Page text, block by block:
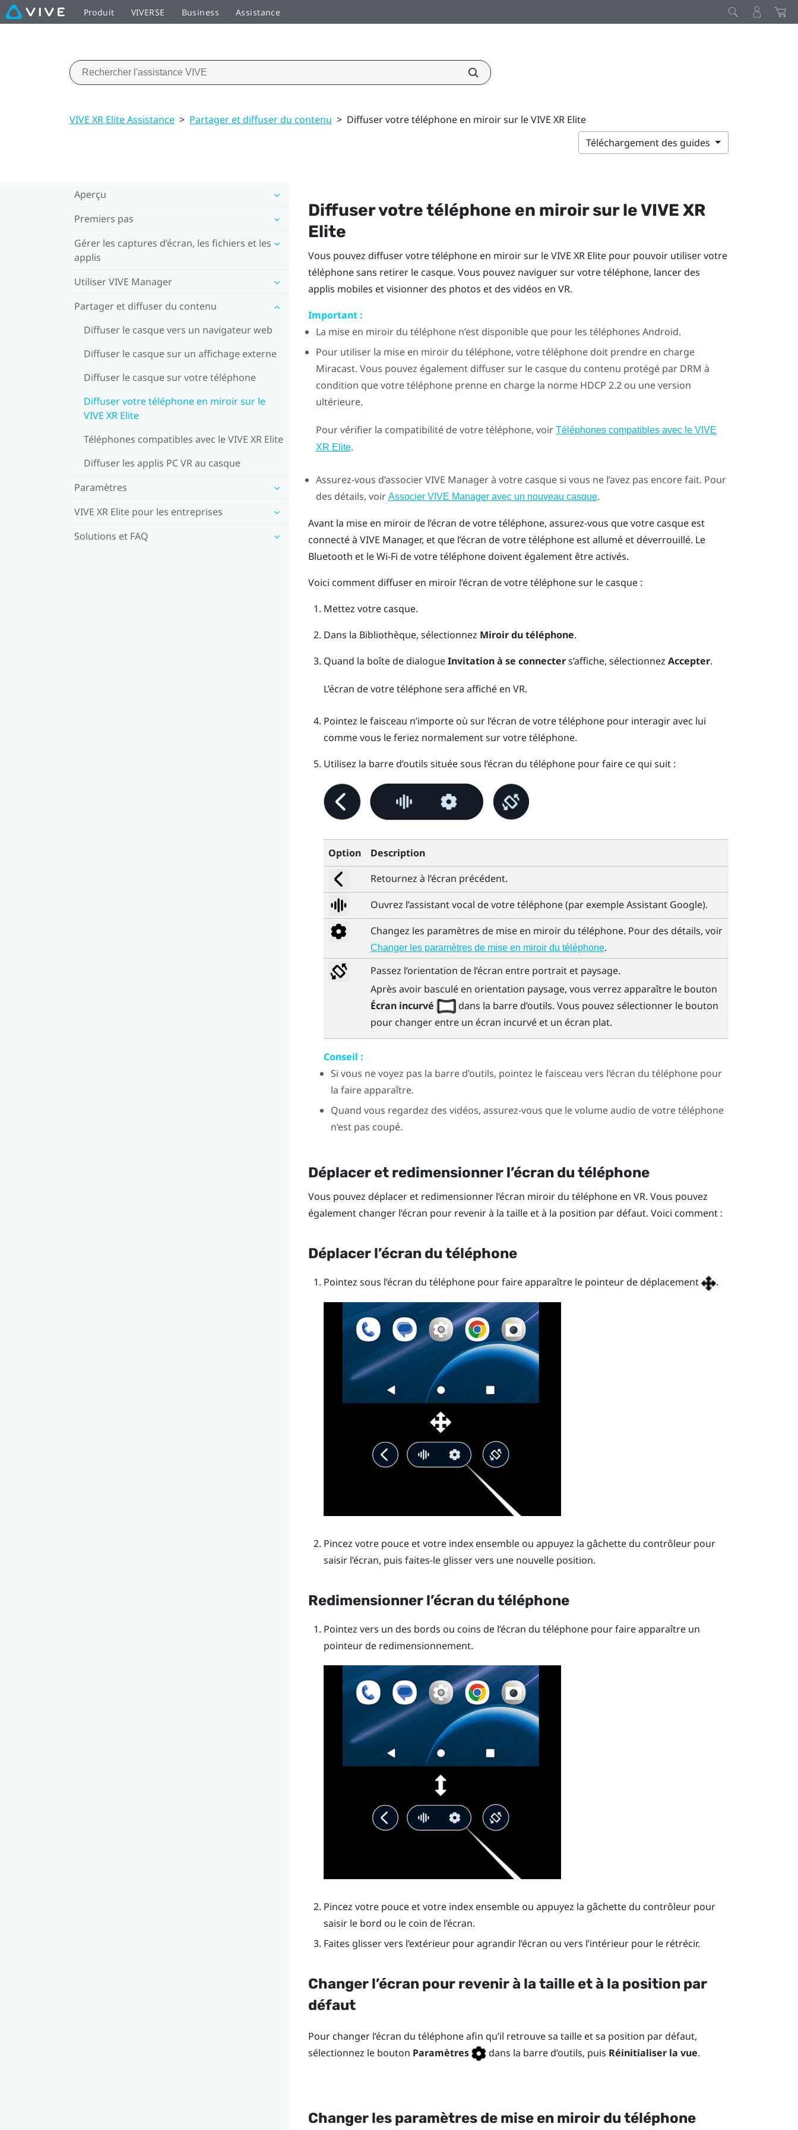
Produit VIVERSE Business Assistance
VIVE XR Elite Assistance > Partager et diffuser du contenu > Diffuser votre téléphone en miroir sur le VIVE XR Elite
Téléchargement des guides
Aperçu
Premiers pas
Gérer les captures d’écran, les fichiers et les
applis
Utiliser VIVE Manager
Partager et diffuser du contenu
Diffuser le casque vers un navigateur web
Diffuser le casque sur un affichage externe
Diffuser le casque sur votre téléphone
Diffuser votre téléphone en miroir sur le
VIVE XR Elite
Téléphones compatibles avec le VIVE XR Elite
Diffuser les applis PC VR au casque
Paramètres
VIVE XR Elite pour les entreprises
Solutions et FAQ
Diffuser votre téléphone en miroir sur leVIVE XR
Elite
Vous pouvez diffuser votre téléphone en miroir sur leVIVE XR Elitepour pouvoir utiliser votre
téléphone sans retirer le casque. Vous pouvez naviguer sur votre téléphone, lancer des
applis mobiles et visionner des photos et des vidéos en VR.
Important :
La mise en miroir du téléphone n’est disponible que pour les téléphones Android.
Pour utiliser la mise en miroir du téléphone, votre téléphone doit prendre en charge
Miracast. Vous pouvez également diffuser sur le casque du contenu protégé par DRM à
condition que votre téléphone prenne en charge la norme HDCP 2.2 ou une version
ultérieure.
Pour vérifier la compatibilité de votre téléphone, voir Téléphones compatibles avec le VIVE
XR Elite.
Assurez-vous d’associerVIVE Managerà votre casque si vous ne l’avez pas encore fait. Pour
des détails, voir Associer VIVE Manager avec un nouveau casque.
Avant la mise en miroir de l’écran de votre téléphone, assurez-vous que votre casque est
connecté à VIVE Manager, et que l’écran de votre téléphone est allumé et déverrouillé. Le
Bluetooth et leWi-Fi de votre téléphone doivent également être activés.
Voici comment diffuser en miroir l’écran de votre téléphone sur le casque :
Mettez votre casque.
Dans la Bibliothèque, sélectionnez Miroir du téléphone.
Quand la boîte de dialogueInvitation à se connecters’affiche, sélectionnez Accepter.
L’écran de votre téléphone sera affiché en VR.
Pointez le faisceau n’importe où sur l’écran de votre téléphone pour interagir avec lui
comme vous le feriez normalement sur votre téléphone.
Utilisez la barre d’outils située sous l’écran du téléphone pour faire ce qui suit :
Option
Description
Retournez à l’écran précédent.
Ouvrez l’assistant vocal de votre téléphone (par exempleAssistant Google).
Changez les paramètres de mise en miroir du téléphone. Pour des détails, voir
Changer les paramètres de mise en miroir du téléphone.
Passez l’orientation de l’écran entre portrait et paysage.
Après avoir basculé en orientation paysage, vous verrez apparaître le bouton
Écran incurvé
dans la barre d’outils. Vous pouvez sélectionner le bouton
pour changer entre un écran incurvé et un écran plat.
Conseil :
Si vous ne voyez pas la barre d’outils, pointez le faisceau vers l’écran du téléphone pour
la faire apparaître.
Quand vous regardez des vidéos, assurez-vous que le volume audio de votre téléphone
n’est pas coupé.
Déplacer et redimensionner l’écran du téléphone
Vous pouvez déplacer et redimensionner l’écran miroir du téléphone en VR. Vous pouvez
également changer l’écran pour revenir à la taille et à la position par défaut. Voici comment :
Déplacer l’écran du téléphone
Pointez sous l’écran du téléphone pour faire apparaître le pointeur de déplacement .
Pincez votre pouce et votre index ensemble ou appuyez la gâchette du contrôleur pour
saisir l’écran, puis faites-le glisser vers une nouvelle position.
Redimensionner l’écran du téléphone
Pointez vers un des bords ou coins de l’écran du téléphone pour faire apparaître un
pointeur de redimensionnement.
Pincez votre pouce et votre index ensemble ou appuyez la gâchette du contrôleur pour
saisir le bord ou le coin de l’écran.
Faites glisser vers l’extérieur pour agrandir l’écran ou vers l’intérieur pour le rétrécir.
Changer l’écran pour revenir à la taille et à la position par
défaut
Pour changer l’écran du téléphone afin qu’il retrouve sa taille et sa position par défaut,
sélectionnez le bouton Paramètres dans la barre d’outils, puis Réinitialiser la vue.
Changer les paramètres de mise en miroir du téléphone